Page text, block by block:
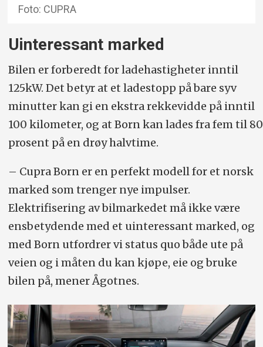
Foto: CUPRA
Uinteressant marked
Bilen er forberedt for ladehastigheter inntil
125kW. Det betyr at et ladestopp på bare syv
minutter kan gi en ekstra rekkevidde på inntil
100 kilometer, og at Born kan lades fra fem til 80
prosent på en drøy halvtime.
– Cupra Born er en perfekt modell for et norsk
marked som trenger nye impulser.
Elektrifisering av bilmarkedet må ikke være
ensbetydende med et uinteressant marked, og
med Born utfordrer vi status quo både ute på
veien og i måten du kan kjøpe, eie og bruke
bilen på, mener Ågotnes.